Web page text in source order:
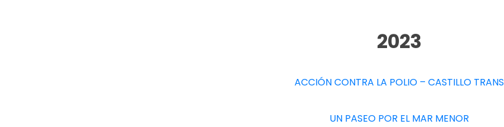
2023
ACCIÓN CONTRA LA POLIO – CASTILLO TRANS
UN PASEO POR EL MAR MENOR